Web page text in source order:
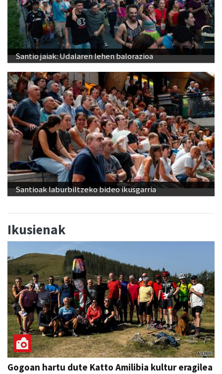
Santio jaiak: Udalaren lehen balorazioa
Santioak laburbiltzeko bideo ikusgarria
Ikusienak
Gogoan hartu dute Katto Amilibia kultur eragilea